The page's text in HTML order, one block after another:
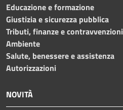
Educazione e formazione
Giustizia e sicurezza pubblica
Tributi, finanze e contravvenzioni
Ambiente
Salute, benessere e assistenza
Autorizzazioni
NOVITÀ